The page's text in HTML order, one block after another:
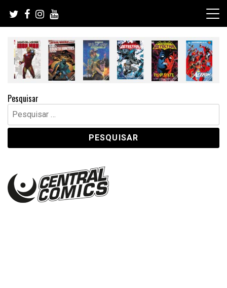
content
Pesquisar
Pesquisar
por: